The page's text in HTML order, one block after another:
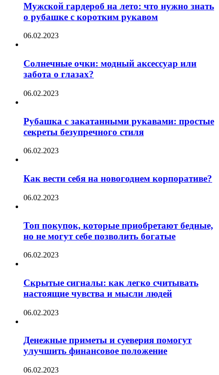
Мужской гардероб на лето: что нужно знать
о рубашке с коротким рукавом
06.02.2023
Солнечные очки: модный аксессуар или
забота о глазах?
06.02.2023
Рубашка с закатанными рукавами: простые
секреты безупречного стиля
06.02.2023
Как вести себя на новогоднем корпоративе?
06.02.2023
Топ покупок, которые приобретают бедные,
но не могут себе позволить богатые
06.02.2023
Скрытые сигналы: как легко считывать
настоящие чувства и мысли людей
06.02.2023
Денежные приметы и суеверия помогут
улучшить финансовое положение
06.02.2023